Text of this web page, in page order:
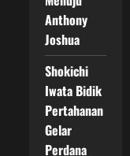
Anthony
Joshua
Shokichi
Iwata Bidik
Pertahanan
Gelar
Perdana